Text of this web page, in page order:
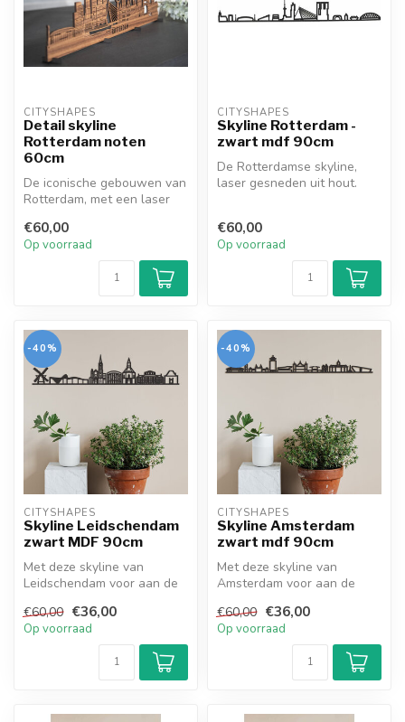
CITYSHAPES
Detail skyline
Rotterdam noten
60cm
De iconische gebouwen van
Rotterdam, met een laser
e...
€60,00
Op voorraad
CITYSHAPES
Skyline Rotterdam -
zwart mdf 90cm
De Rotterdamse skyline,
laser gesneden uit hout.
€60,00
Op voorraad
-40%
CITYSHAPES
Skyline Leidschendam
zwart MDF 90cm
Met deze skyline van
Leidschendam voor aan de
eyecatcher ...
€60,00 €36,00
Op voorraad
-40%
CITYSHAPES
Skyline Amsterdam
zwart mdf 90cm
Met deze skyline van
Amsterdam voor aan de
eyecatcher in ...
€60,00 €36,00
Op voorraad